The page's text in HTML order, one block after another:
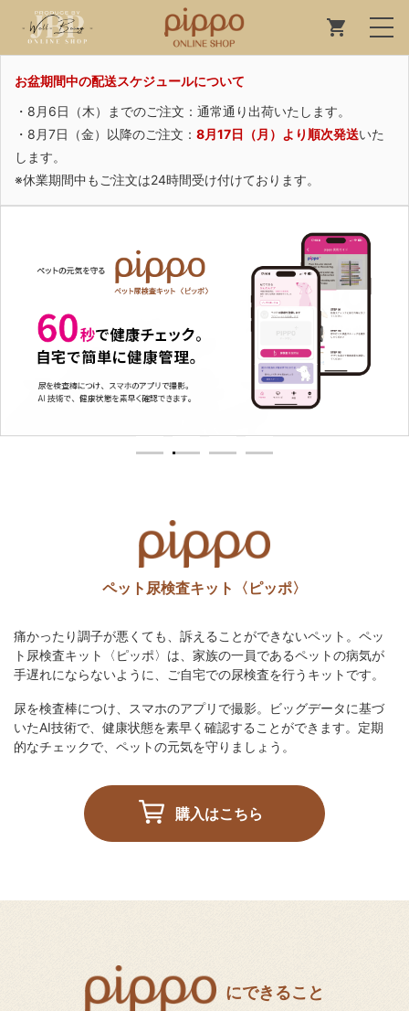
お盆期間中の配送スケジュールについて
・8月6日（木）までのご注文：通常通り出荷いたします。
・8月7日（金）以降のご注文： 8月17日（月）より順次発送いた
します。
※休業期間中もご注文は24時間受け付けております。
1 2
ペット尿検査キット〈ピッポ〉
痛かったり調子が悪くても、訴えることができないペット。ペッ
ト尿検査キット〈ピッポ〉は、家族の一員であるペットの病気が
手遅れにならないように、ご自宅での尿検査を行うキットです。
尿を検査棒につけ、スマホのアプリで撮影。ビッグデータに基づ
いたAI技術で、健康状態を素早く確認することができます。定期
的なチェックで、ペットの元気を守りましょう。
購入はこちら
にできること